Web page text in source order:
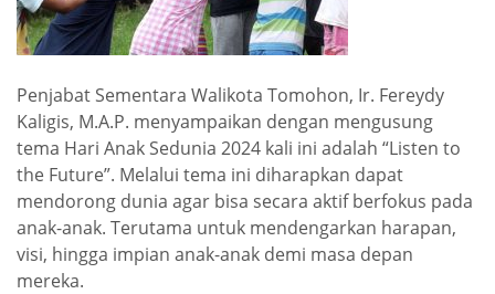
Penjabat Sementara Walikota Tomohon, Ir. Fereydy
Kaligis, M.A.P. menyampaikan dengan mengusung
tema Hari Anak Sedunia 2024 kali ini adalah “Listen to
the Future”. Melalui tema ini diharapkan dapat
mendorong dunia agar bisa secara aktif berfokus pada
anak-anak. Terutama untuk mendengarkan harapan,
visi, hingga impian anak-anak demi masa depan
mereka.